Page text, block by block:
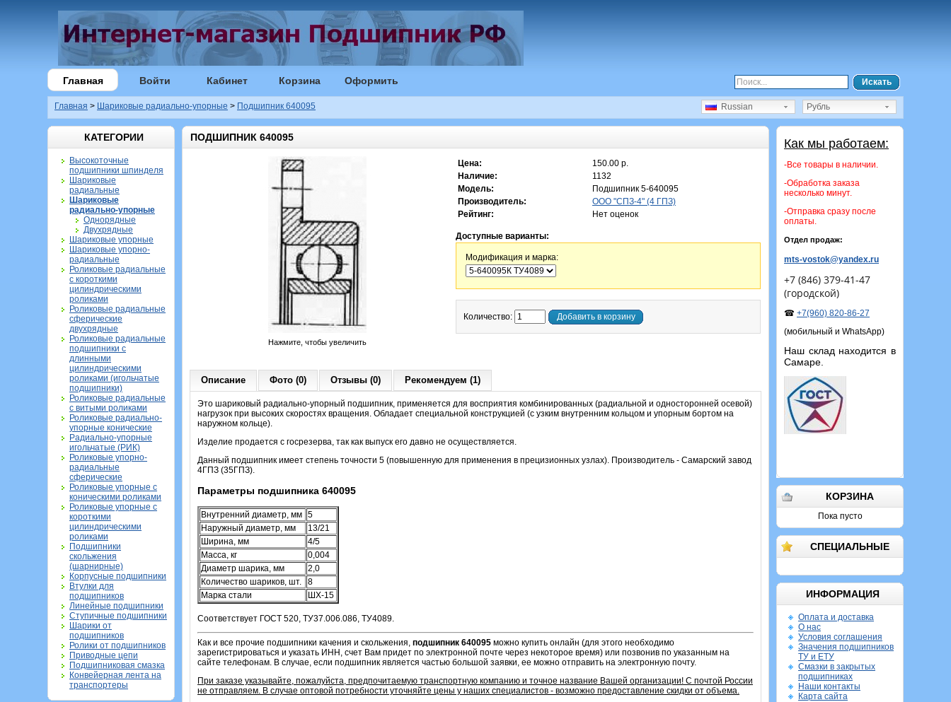
Главная Войти Кабинет Корзина Оформить Искать
Главная > Шариковые радиально-упорные > Подшипник 640095 Рубль
Russian
КАТЕГОРИИ
Высокоточные
подшипники шпинделя
Шариковые
радиальные
Шариковые
радиально-упорные
Однорядные
Двухрядные
Шариковые упорные
Шариковые упорно-
радиальные
Роликовые радиальные
с короткими
цилиндрическими
роликами
Роликовые радиальные
сферические
двухрядные
Роликовые радиальные
подшипники с
длинными
цилиндрическими
роликами (игольчатые
подшипники)
Роликовые радиальные
с витыми роликами
Роликовые радиально-
упорные конические
Радиально-упорные
игольчатые (РИК)
Роликовые упорно-
радиальные
сферические
Роликовые упорные с
коническими роликами
Роликовые упорные с
короткими
цилиндрическими
роликами
Подшипники
скольжения
(шарнирные)
Корпусные подшипники
Втулки для
подшипников
Линейные подшипники
Ступичные подшипники
Шарики от
подшипников
Ролики от подшипников
Приводные цепи
Подшипниковая смазка
Конвейерная лента на
транспортеры
Как мы работаем:
-Все товары в наличии.
-Обработка заказа
несколько минут.
-Отправка сразу после
оплаты.
Отдел продаж:
mts-vostok@yandex.ru
+7 (846) 379-41-47
(городской)
☎ +7(960) 820-86-27
(мобильный и WhatsApp)
Наш склад находится в
Самаре.
КОРЗИНА
Пока пусто
СПЕЦИАЛЬНЫЕ
ИНФОРМАЦИЯ
Оплата и доставка
О нас
Условия соглашения
Значения подшипников
ТУ и ЕТУ
Смазки в закрытых
подшипниках
Наши контакты
Карта сайта
ПОДШИПНИК 640095
Нажмите, чтобы увеличить
Цена:
150.00 р.
Наличие:
1132
Модель:
Подшипник 5-640095
Производитель:
ООО "СПЗ-4" (4 ГПЗ)
Рейтинг:
Нет оценок
Доступные варианты:
Модификация и марка:
Количество: Добавить в корзину
Описание Фото (0) Отзывы (0) Рекомендуем (1)
Это шариковый радиально-упорный подшипник, применяется для восприятия комбинированных (радиальной и односторонней осевой)
нагрузок при высоких скоростях вращения. Обладает специальной конструкцией (c узким внутренним кольцом и упорным бортом на
наружном кольце).
Изделие продается с госрезерва, так как выпуск его давно не осуществляется.
Данный подшипник имеет степень точности 5 (повышенную для применения в прецизионных узлах). Производитель - Самарский завод
4ГПЗ (35ГПЗ).
Параметры подшипника 640095
Внутренний диаметр, мм 5
Наружный диаметр, мм
13/21
Ширина, мм
4/5
Масса, кг
0,004
Диаметр шарика, мм
2,0
Количество шариков, шт.
8
Марка стали
ШХ-15
Соответствует ГОСТ 520, ТУ37.006.086, ТУ4089.
Как и все прочие подшипники качения и скольжения, подшипник 640095 можно купить онлайн (для этого необходимо
зарегистрироваться и указать ИНН, счет Вам придет по электронной почте через некоторое время) или позвонив по указанным на
сайте телефонам. В случае, если подшипник является частью большой заявки, ее можно отправить на электронную почту.
При заказе указывайте, пожалуйста, предпочитаемую транспортную компанию и точное название Вашей организации! С почтой России
не отправляем. В случае оптовой потребности уточняйте цены у наших специалистов - возможно предоставление скидки от объема.